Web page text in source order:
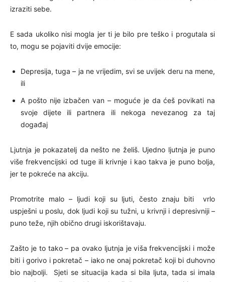
izraziti sebe.
E sada ukoliko nisi mogla jer ti je bilo pre teško i progutala si
to, mogu se pojaviti dvije emocije:
Depresija, tuga – ja ne vrijedim, svi se uvijek deru na mene,
ili
A pošto nije izbačen van – moguće je da ćeš povikati na
svoje dijete ili partnera ili nekoga nevezanog za taj
događaj
Ljutnja je pokazatelj da nešto ne želiš. Ujedno ljutnja je puno
više frekvencijski od tuge ili krivnje i kao takva je puno bolja,
jer te pokreće na akciju.
Promotrite malo – ljudi koji su ljuti, često znaju biti vrlo
uspješni u poslu, dok ljudi koji su tužni, u krivnji i depresivniji –
puno teže, njih obično drugi iskorištavaju.
Zašto je to tako – pa ovako ljutnja je viša frekvencijski i može
biti i gorivo i pokretač – iako ne onaj pokretač koji bi duhovno
bio najbolji. Sjeti se situacija kada si bila ljuta, tada si imala